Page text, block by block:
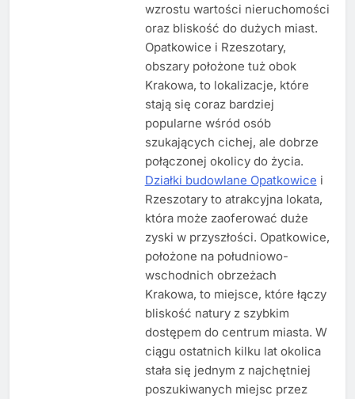
wzrostu wartości nieruchomości
oraz bliskość do dużych miast.
Opatkowice i Rzeszotary,
obszary położone tuż obok
Krakowa, to lokalizacje, które
stają się coraz bardziej
popularne wśród osób
szukających cichej, ale dobrze
połączonej okolicy do życia.
Działki budowlane Opatkowice i
Rzeszotary to atrakcyjna lokata,
która może zaoferować duże
zyski w przyszłości. Opatkowice,
położone na południowo-
wschodnich obrzeżach
Krakowa, to miejsce, które łączy
bliskość natury z szybkim
dostępem do centrum miasta. W
ciągu ostatnich kilku lat okolica
stała się jednym z najchętniej
poszukiwanych miejsc przez